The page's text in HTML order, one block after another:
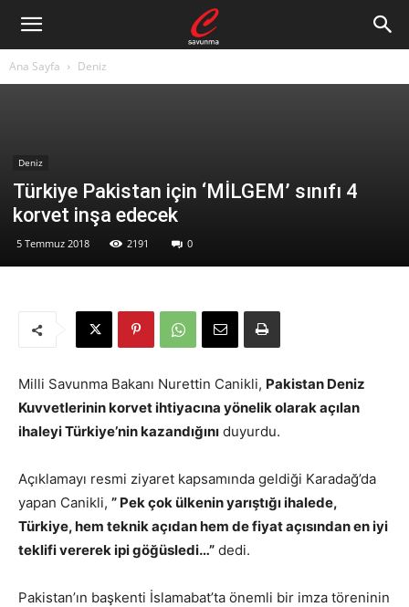
Ana Sayfa Deniz
Deniz
Türkiye Pakistan için ‘MİLGEM’ sınıfı 4
korvet inşa edecek
5 Temmuz 2018 2191 0
Milli Savunma Bakanı Nurettin Canikli, Pakistan Deniz
Kuvvetlerinin korvet ihtiyacına yönelik olarak açılan
ihaleyi Türkiye’nin kazandığını duyurdu.
Açıklamayı resmi ziyaret kapsamında geldiği Karadağ’da
yapan Canikli, ” Pek çok ülkenin yarıştığı ihalede,
Türkiye, hem teknik açıdan hem de fiyat açısından en iyi
teklifi vererek ipi göğüsledi…” dedi.
Pakistan’ın başkenti İslamabat’ta önemli bir imza töreninin